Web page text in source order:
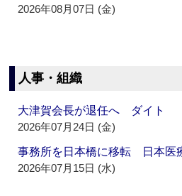
2026年08月07日 (金)
人事・組織
大津賀会長が退任へ ダイト
2026年07月24日 (金)
事務所を日本橋に移転 日本医
2026年07月15日 (水)